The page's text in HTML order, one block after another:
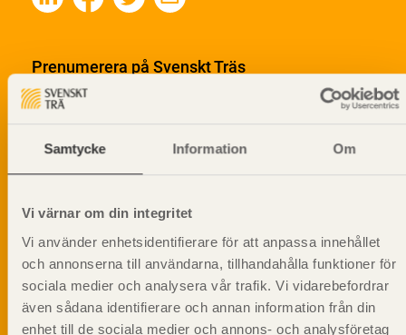
Samtycke Information Om
Vi värnar om din integritet
Vi använder enhetsidentifierare för att anpassa innehållet
och annonserna till användarna, tillhandahålla funktioner för
sociala medier och analysera vår trafik. Vi vidarebefordrar
även sådana identifierare och annan information från din
enhet till de sociala medier och annons- och analysföretag
Prenumerera på Svenskt Träs
informationsutskick!